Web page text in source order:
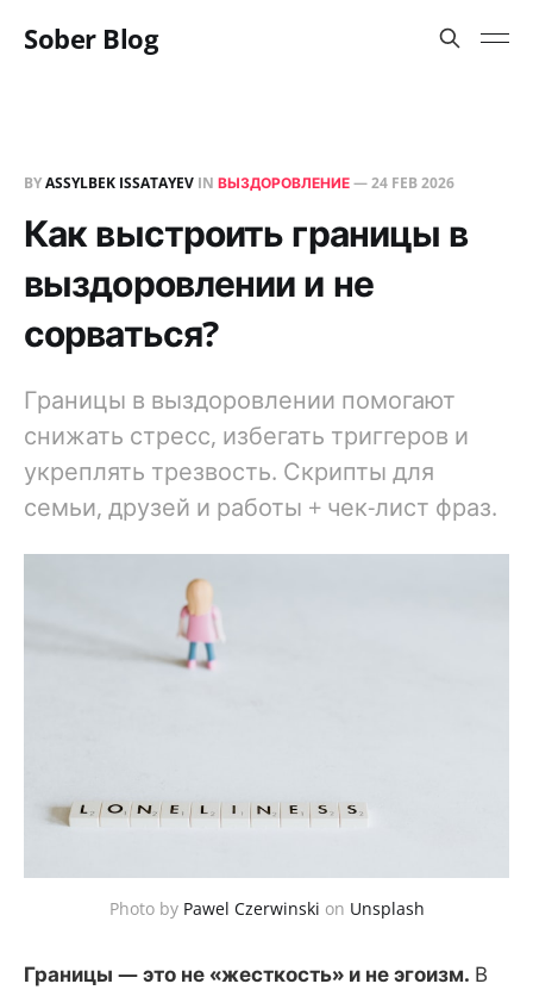
Sober Blog
BYASSYLBEK ISSATAYEV IN ВЫЗДОРОВЛЕНИЕ—24 FEB 2026
Как выстроить границы в
выздоровлении и не
сорваться?
Границы в выздоровлении помогают
снижать стресс, избегать триггеров и
укреплять трезвость. Скрипты для
семьи, друзей и работы + чек-лист фраз.
Photo by Pawel Czerwinski on Unsplash
Границы — это не «жесткость» и не эгоизм. В